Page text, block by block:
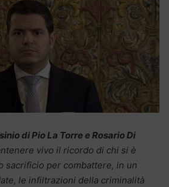
di Pio La Torre e Rosario Di
vivo il ricordo di chi si è
sacrificio per combattere, in un
le infiltrazioni della criminalità